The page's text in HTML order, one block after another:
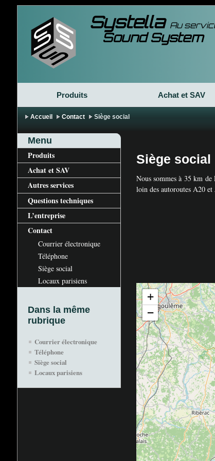
Systella Au
Sound System
Produits Achat et SAV
Accueil Contact Siège social
Menu
Produits
Achat etSAV
Autres services
Questions techniques
L’entreprise
Contact
Courrier électronique
Téléphone
Siège social
Locaux parisiens
Dans la même
rubrique
Courrier électronique
Téléphone
Siège social
Locaux parisiens
Siège social
Nous sommes à 35 km
loin des autoroutes A20 et
+
−